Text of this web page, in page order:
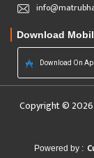
Download
Download On
Copyright ©
Powered by :